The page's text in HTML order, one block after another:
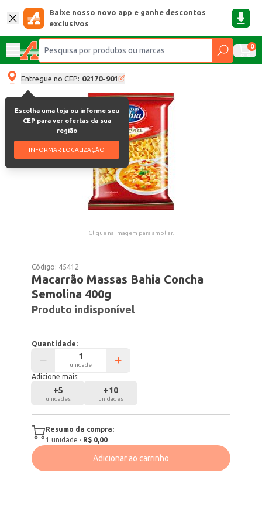
Baixe nosso novo app e ganhe descontos
exclusivos
0
Entregue no CEP: 02170-901
Escolha uma loja ou informe seu
CEP para ver ofertas da sua
região
INFORMAR LOCALIZAÇÃO
Clique na imagem para ampliar.
Código: 45412
Macarrão Massas Bahia Concha
Semolina 400g
Produto indisponível
Quantidade:
unidade
Adicione mais:
+5
unidades
+10
unidades
Resumo da compra:
1 unidade · R$ 0,00
Adicionar ao carrinho